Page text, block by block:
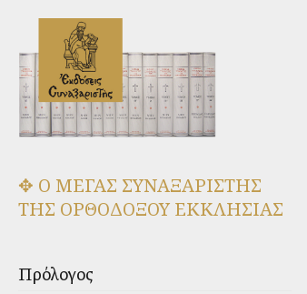
✥ Ο ΜΕΓΑΣ ΣΥΝΑΞΑΡΙΣΤΗΣ
ΤΗΣ ΟΡΘΟΔΟΞΟΥ ΕΚΚΛΗΣΙΑΣ
Πρόλογος